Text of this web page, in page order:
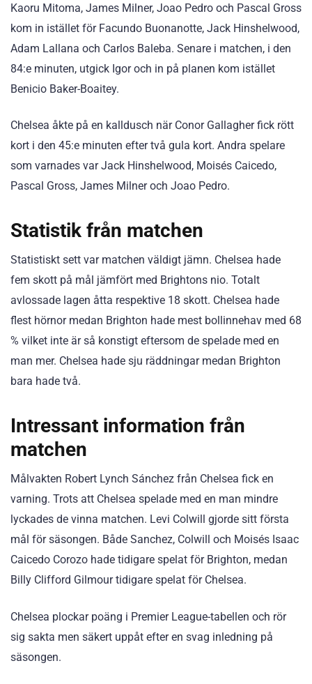
Kaoru Mitoma, James Milner, Joao Pedro och Pascal Gross
kom in istället för Facundo Buonanotte, Jack Hinshelwood,
Adam Lallana och Carlos Baleba. Senare i matchen, i den
84:e minuten, utgick Igor och in på planen kom istället
Benicio Baker-Boaitey.
Chelsea åkte på en kalldusch när Conor Gallagher fick rött
kort i den 45:e minuten efter två gula kort. Andra spelare
som varnades var Jack Hinshelwood, Moisés Caicedo,
Pascal Gross, James Milner och Joao Pedro.
Statistik från matchen
Statistiskt sett var matchen väldigt jämn. Chelsea hade
fem skott på mål jämfört med Brightons nio. Totalt
avlossade lagen åtta respektive 18 skott. Chelsea hade
flest hörnor medan Brighton hade mest bollinnehav med 68
% vilket inte är så konstigt eftersom de spelade med en
man mer. Chelsea hade sju räddningar medan Brighton
bara hade två.
Intressant information från
matchen
Målvakten Robert Lynch Sánchez från Chelsea fick en
varning. Trots att Chelsea spelade med en man mindre
lyckades de vinna matchen. Levi Colwill gjorde sitt första
mål för säsongen. Både Sanchez, Colwill och Moisés Isaac
Caicedo Corozo hade tidigare spelat för Brighton, medan
Billy Clifford Gilmour tidigare spelat för Chelsea.
Chelsea plockar poäng i Premier League-tabellen och rör
sig sakta men säkert uppåt efter en svag inledning på
säsongen.